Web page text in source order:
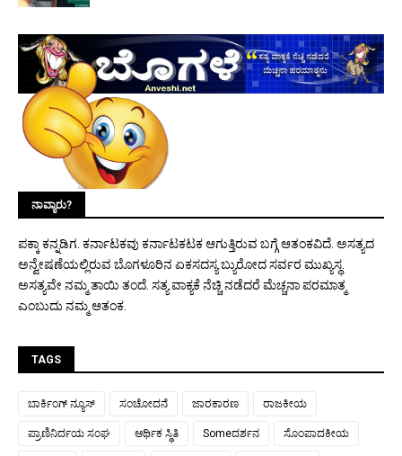
ನಾವ್ಯಾರು?
ಪಕ್ಕಾ ಕನ್ನಡಿಗ. ಕರ್ನಾಟಕವು ಕರ್ನಾಟಕಟಕ ಆಗುತ್ತಿರುವ ಬಗ್ಗೆ ಆತಂಕವಿದೆ. ಅಸತ್ಯದ
ಅನ್ವೇಷಣೆಯಲ್ಲಿರುವ ಬೊಗಳೂರಿನ ಏಕಸದಸ್ಯ ಬ್ಯುರೋದ ಸರ್ವರ ಮುಖ್ಯಸ್ಥ.
ಅಸತ್ಯವೇ ನಮ್ಮ ತಾಯಿ ತಂದೆ. ಸತ್ಯ ವಾಕ್ಯಕೆ ನೆಚ್ಚಿ ನಡೆದರೆ ಮೆಚ್ಚನಾ ಪರಮಾತ್ಮ
ಎಂಬುದು ನಮ್ಮ ಆತಂಕ.
TAGS
ಬಾರ್ಕಿಂಗ್ ನ್ಯೂಸ್ ಸಂಚೋದನೆ ಜಾರಕಾರಣ ರಾಜಕೀಯ
ಪ್ರಾಣಿನಿರ್ದಯ ಸಂಘ ಆರ್ಥಿಕ ಸ್ಥಿತಿ Someದರ್ಶನ ಸೊಂಪಾದಕೀಯ